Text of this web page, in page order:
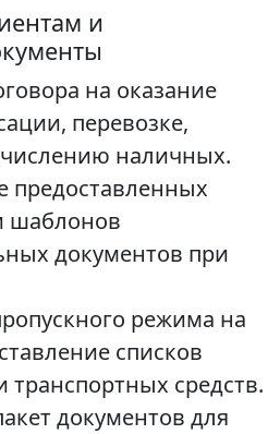
и
на оказание
перевозке,
наличных.
предоставленных
шаблонов
документов при
режима на
списков
транспортных средств.
документов для